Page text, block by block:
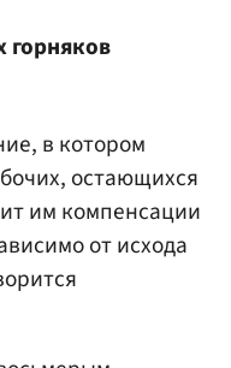
горняков
в котором
остающихся
им компенсации
от исхода